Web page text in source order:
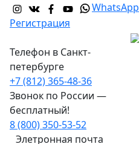
WhatsApp
Регистрация
Телефон в Санкт-
петербурге
+7 (812) 365-48-36
Звонок по России —
бесплатный!
8 (800) 350-53-52
Элетронная почта